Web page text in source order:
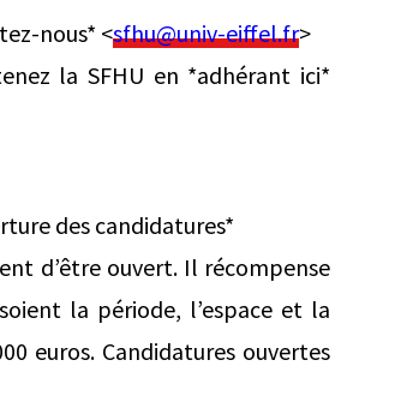
nous* <sfhu@univ-eiffel.fr>
la SFHU en *adhérant ici*
des candidatures*
d’être ouvert. Il récompense
la période, l’espace et la
euros. Candidatures ouvertes